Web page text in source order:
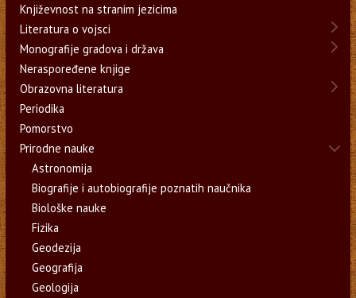
Književnost na stranim jezicima
Literatura o vojsci
Monografije gradova i država
Neraspoređene knjige
Obrazovna literatura
Periodika
Pomorstvo
Prirodne nauke
Astronomija
Biografije i autobiografije poznatih naučnika
Biološke nauke
Fizika
Geodezija
Geografija
Geologija